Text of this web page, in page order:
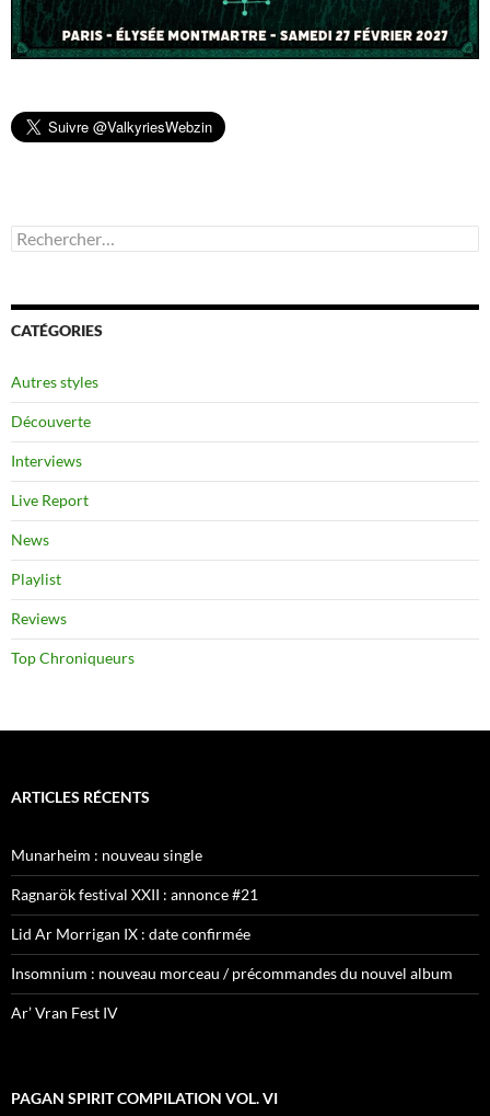
Rechercher :
CATÉGORIES
Autres styles
Découverte
Interviews
Live Report
News
Playlist
Reviews
Top Chroniqueurs
ARTICLES RÉCENTS
Munarheim : nouveau single
Ragnarök festival XXII : annonce #21
Lid Ar Morrigan IX : date confirmée
Insomnium : nouveau morceau / précommandes du nouvel album
Ar’ Vran Fest IV
PAGAN SPIRIT COMPILATION VOL. VI